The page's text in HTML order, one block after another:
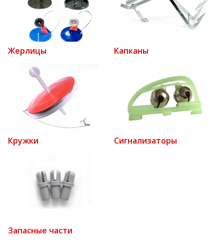
Жерлицы Капканы
Кружки Сигнализаторы
Запасные части